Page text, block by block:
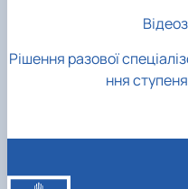
Рішення разової
ння